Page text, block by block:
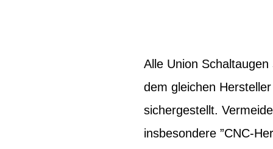
Alle Union
dem gleichen
sichergestellt.
insbesondere ”CNC-